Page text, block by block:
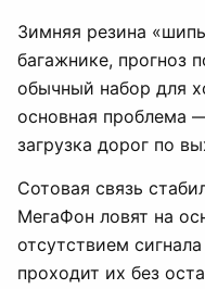
Зимняя резина
багажнике, прогноз
обычный набор для
основная проблема
загрузка дорог по
Сотовая связь
МегаФон ловят на
отсутствием
проходит их без